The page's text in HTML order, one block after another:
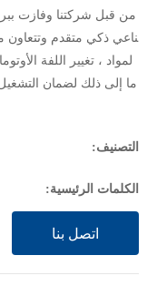
من قبل شركتنا وفازت
ناعي ذكي متقدم وتتعاون
لمواد ، تغيير اللفة
ما إلى ذلك لضمان
التصنيف:
الكلمات الرئيسية:
اتصل بنا